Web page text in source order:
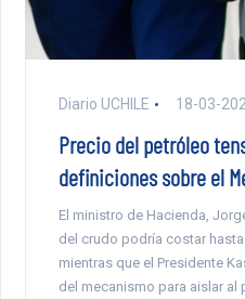
Diario UCHILE 18-03-
Precio del petróleo
definiciones sobre el
El ministro de Hacienda,
del crudo podría costar
mientras que el Presidente
del mecanismo para aislar al